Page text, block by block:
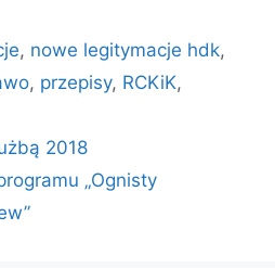
, nowe legitymacje hdk,
, przepisy, RCKiK,
2018
„Ognisty